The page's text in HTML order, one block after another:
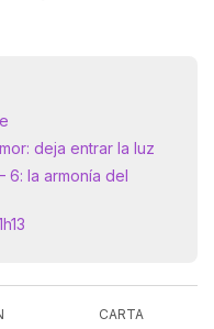
deja entrar la luz
6: la armonía del
CARTA